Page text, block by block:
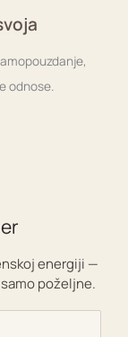
odnose.
energiji —
poželjne.